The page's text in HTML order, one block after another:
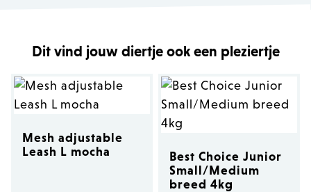
Dit vind jouw diertje ook een pleziertje
Mesh adjustable
Leash L mocha
Best Choice Junior
Small/Medium
breed 4kg